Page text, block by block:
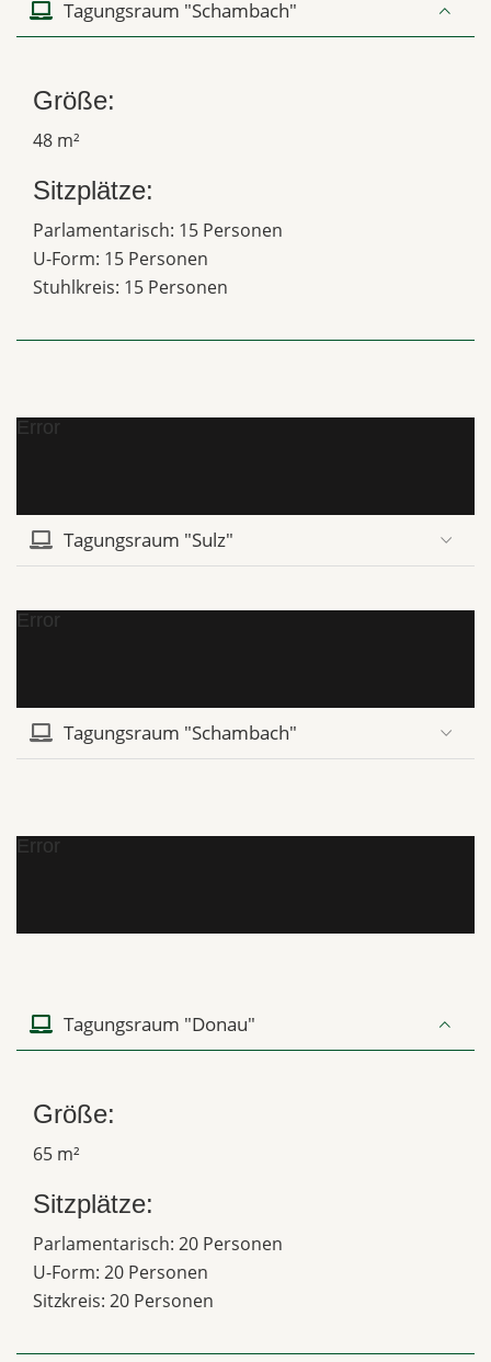
Tagungsraum "Schambach"
Größe:
48 m²
Sitzplätze:
Parlamentarisch: 15 Personen
U-Form: 15 Personen
Stuhlkreis: 15 Personen
Error
Tagungsraum "Sulz"
Error
Tagungsraum "Schambach"
Error
Tagungsraum "Donau"
Größe:
65 m²
Sitzplätze:
Parlamentarisch: 20 Personen
U-Form: 20 Personen
Sitzkreis: 20 Personen